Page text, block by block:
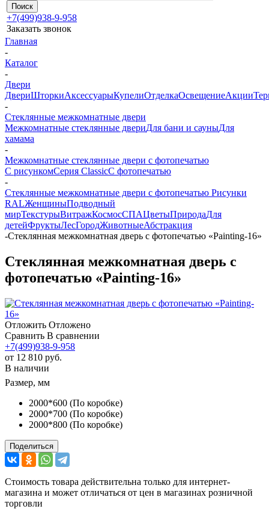
+7(499)938-9-958
Заказать звонок
Главная
-
Каталог
-
Двери
ДвериШторкиАксессуарыКупелиОтделкаОсвещениеАкции
-
Стеклянные межкомнатные двери
Межкомнатные стеклянные двериДля бани и сауныДля
хамама
-
Межкомнатные стеклянные двери с фотопечатью
С рисункомСерия ClassicС фотопечатью
-
Стеклянные межкомнатные двери с фотопечатью Рисунки
RALЖенщиныПодводный
мирТекстурыВитражКосмосСПАЦветыПриродаДля
детейФруктыЛесГородЖивотныеАбстракция
-Стеклянная межкомнатная дверь с фотопечатью «Painting-16»
Стеклянная межкомнатная дверь с
фотопечатью «Painting-16»
Отложить Отложено
Сравнить В сравнении
+7(499)938-9-958
от 12 810 руб.
В наличии
Размер, мм
2000*600 (По коробке)
2000*700 (По коробке)
2000*800 (По коробке)
Поделиться
Стоимость товара действительна только для интернет-
магазина и может отличаться от цен в магазинах розничной
торговли